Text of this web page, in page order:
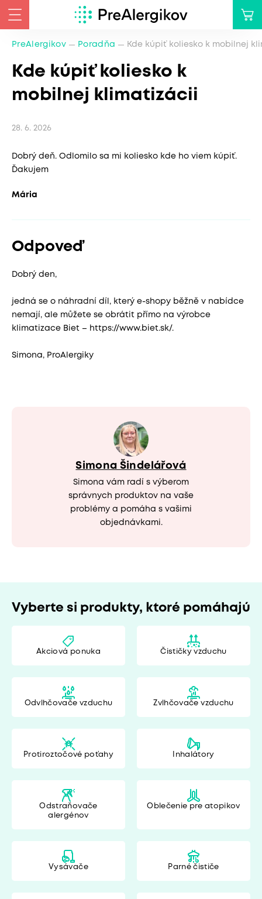
PreAlergikov Poradňa Kde kúpiť koliesko k mobilnej
Kde kúpiť koliesko k
mobilnej klimatizácii
28. 6. 2026
Dobrý deň. Odlomilo sa mi koliesko kde ho viem kúpiť.
Ďakujem
Mária
Odpoveď
Dobrý den,
jedná se o náhradní díl, který e-shopy běžně v nabídce
nemají, ale můžete se obrátit přímo na výrobce
klimatizace Biet – https://www.biet.sk/.
Simona, ProAlergiky
Simona Šindelářová
Simona vám radí s výberom
správnych produktov na vaše
problémy a pomáha s vašimi
objednávkami.
Vyberte si produkty, ktoré pomáhajú
Akciová ponuka Čističky vzduchu
Odvlhčovače vzduchu Zvlhčovače vzduchu
Protiroztočové poťahy Inhalátory
Odstraňovače
alergénov
Oblečenie pre atopikov
Vysávače Parné čističe